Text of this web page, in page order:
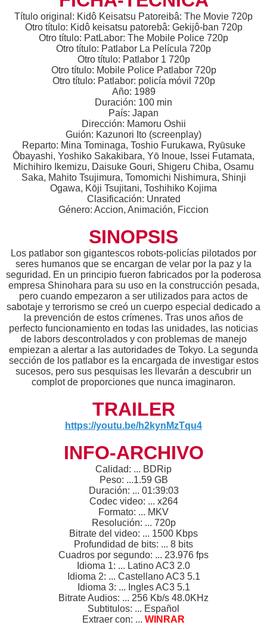
Título original: Kidô Keisatsu Patoreibâ: The Movie 720p
Otro título: Kidô keisatsu patorebâ: Gekijô-ban 720p
Otro título: PatLabor: The Mobile Police 720p
Otro título: Patlabor La Película 720p
Otro título: Patlabor 1 720p
Otro título: Mobile Police Patlabor 720p
Otro título: Patlabor: policía móvil 720p
Año: 1989
Duración: 100 min
País: Japan
Dirección: Mamoru Oshii
Guión: Kazunori Ito (screenplay)
Reparto: Mina Tominaga, Toshio Furukawa, Ryūsuke
Ōbayashi, Yoshiko Sakakibara, Yō Inoue, Issei Futamata,
Michihiro Ikemizu, Daisuke Gouri, Shigeru Chiba, Osamu
Saka, Mahito Tsujimura, Tomomichi Nishimura, Shinji
Ogawa, Kōji Tsujitani, Toshihiko Kojima
Clasificación: Unrated
Género: Accion, Animación, Ficcion
SINOPSIS
Los patlabor son gigantescos robots-policías pilotados por
seres humanos que se encargan de velar por la paz y la
seguridad. En un principio fueron fabricados por la poderosa
empresa Shinohara para su uso en la construcción pesada,
pero cuando empezaron a ser utilizados para actos de
sabotaje y terrorismo se creó un cuerpo especial dedicado a
la prevención de estos crímenes. Tras unos años de
perfecto funcionamiento en todas las unidades, las noticias
de labors descontrolados y con problemas de manejo
empiezan a alertar a las autoridades de Tokyo. La segunda
sección de los patlabor es la encargada de investigar estos
sucesos, pero sus pesquisas les llevarán a descubrir un
complot de proporciones que nunca imaginaron.
TRAILER
https://youtu.be/h2kynMzTqu4
INFO-ARCHIVO
Calidad: ... BDRip
Peso: ...1.59 GB
Duración: ... 01:39:03
Codec video: ... x264
Formato: ... MKV
Resolución: ... 720p
Bitrate del video: ... 1500 Kbps
Profundidad de bits: ... 8 bits
Cuadros por segundo: ... 23.976 fps
Idioma 1: ... Latino AC3 2.0
Idioma 2: ... Castellano AC3 5.1
Idioma 3: ... Ingles AC3 5.1
Bitrate Audios: ... 256 Kb/s 48.0KHz
Subtitulos: ... Español
Extraer con: ... WINRAR